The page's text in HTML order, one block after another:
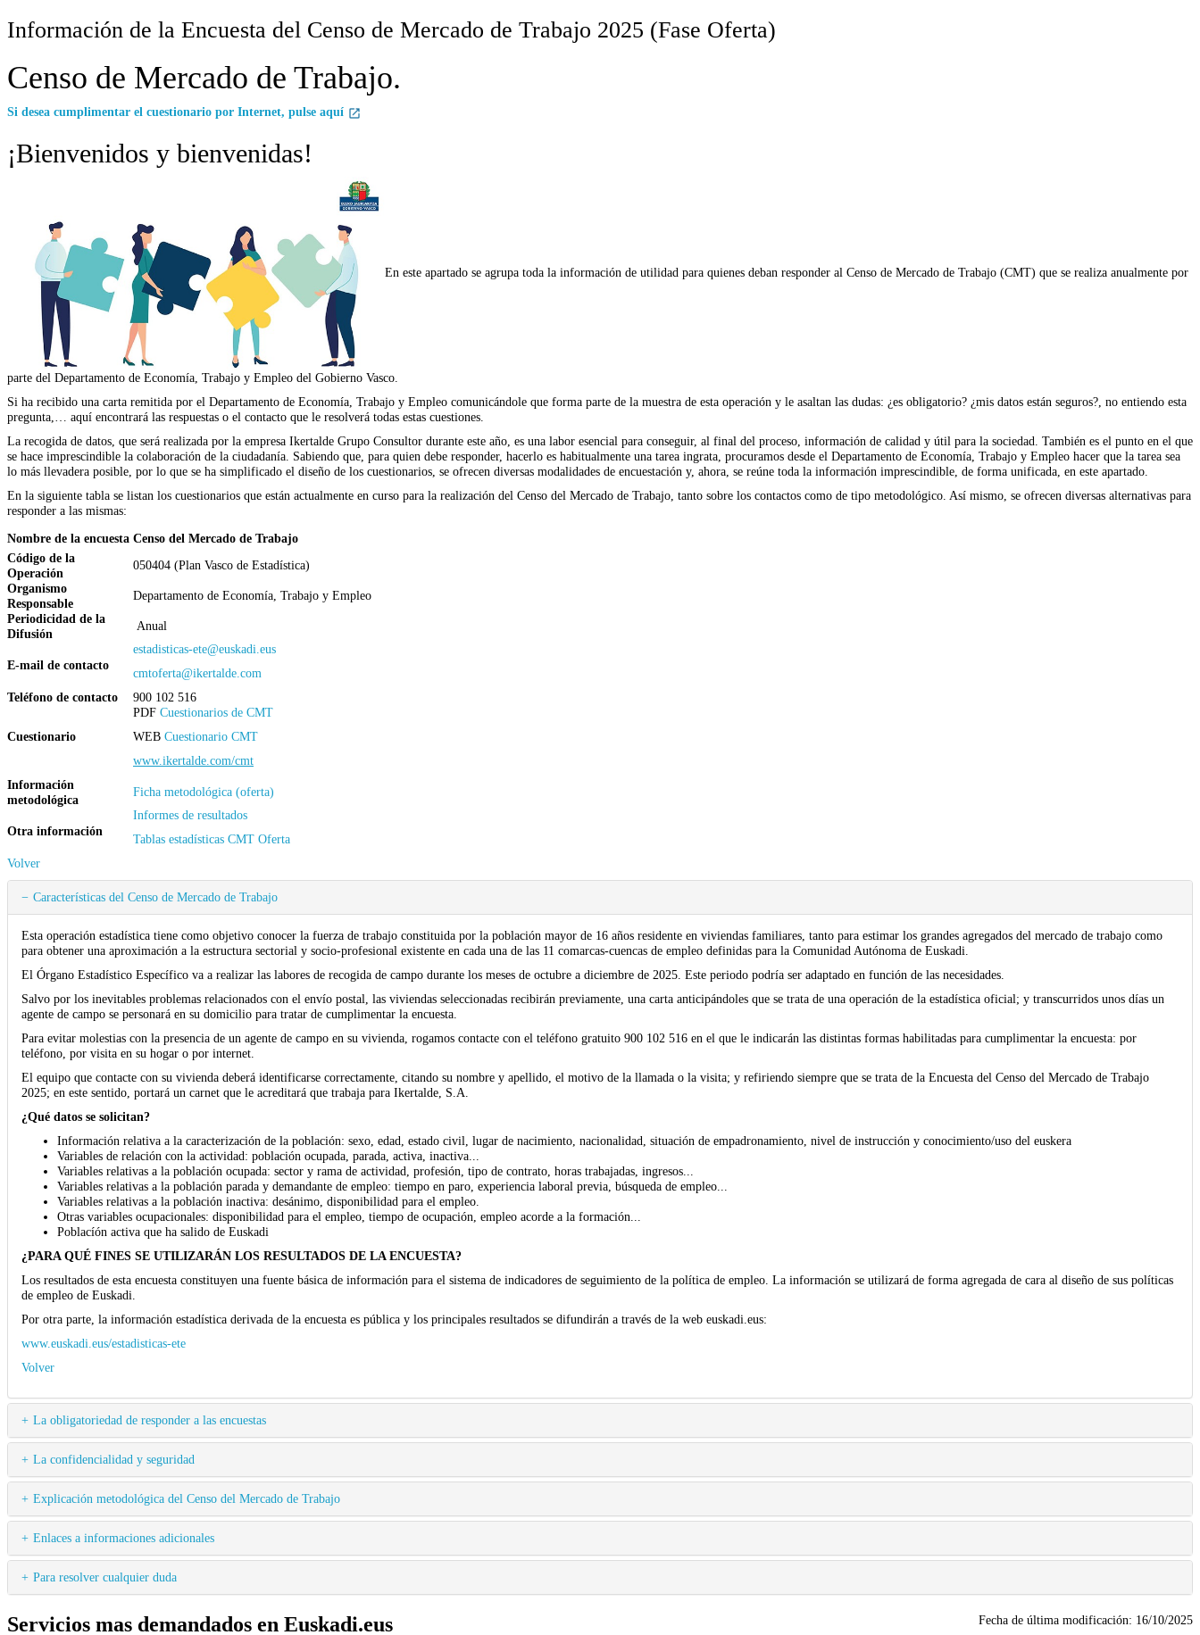
Información de la Encuesta del Censo de Mercado de Trabajo 2025 (Fase Oferta)
Censo de Mercado de Trabajo.
Si desea cumplimentar el cuestionario por Internet, pulse aquí
¡Bienvenidos y bienvenidas!
En este apartado se agrupa toda la información de utilidad para quienes deban responder al Censo de Mercado de Trabajo (CMT) que se realiza anualmente por
parte del Departamento de Economía, Trabajo y Empleo del Gobierno Vasco.
Si ha recibido una carta remitida por el Departamento de Economía, Trabajo y Empleo comunicándole que forma parte de la muestra de esta operación y le asaltan las dudas: ¿es obligatorio? ¿mis datos están seguros?, no entiendo esta
pregunta,… aquí encontrará las respuestas o el contacto que le resolverá todas estas cuestiones.
La recogida de datos, que será realizada por la empresa Ikertalde Grupo Consultor durante este año, es una labor esencial para conseguir, al final del proceso, información de calidad y útil para la sociedad. También es el punto en el que
se hace imprescindible la colaboración de la ciudadanía. Sabiendo que, para quien debe responder, hacerlo es habitualmente una tarea ingrata, procuramos desde el Departamento de Economía, Trabajo y Empleo hacer que la tarea sea
lo más llevadera posible, por lo que se ha simplificado el diseño de los cuestionarios, se ofrecen diversas modalidades de encuestación y, ahora, se reúne toda la información imprescindible, de forma unificada, en este apartado.
En la siguiente tabla se listan los cuestionarios que están actualmente en curso para la realización del Censo del Mercado de Trabajo, tanto sobre los contactos como de tipo metodológico. Así mismo, se ofrecen diversas alternativas para
responder a las mismas:
Nombre de la encuesta Censo del Mercado de Trabajo
Código de la
Operación
050404 (Plan Vasco de Estadística)
Organismo
Responsable
Departamento de Economía, Trabajo y Empleo
Periodicidad de la
Difusión
Anual
E-mail de contacto
estadisticas-ete@euskadi.eus
cmtoferta@ikertalde.com
Teléfono de contacto
900 102 516
Cuestionario
PDF Cuestionarios de CMT
WEB Cuestionario CMT
www.ikertalde.com/cmt
Información
metodológica
Ficha metodológica (oferta)
Otra información
Informes de resultados
Tablas estadísticas CMT Oferta
Volver
Características del Censo de Mercado de Trabajo
Esta operación estadística tiene como objetivo conocer la fuerza de trabajo constituida por la población mayor de 16 años residente en viviendas familiares, tanto para estimar los grandes agregados del mercado de trabajo como
para obtener una aproximación a la estructura sectorial y socio-profesional existente en cada una de las 11 comarcas-cuencas de empleo definidas para la Comunidad Autónoma de Euskadi.
El Órgano Estadístico Específico va a realizar las labores de recogida de campo durante los meses de octubre a diciembre de 2025. Este periodo podría ser adaptado en función de las necesidades.
Salvo por los inevitables problemas relacionados con el envío postal, las viviendas seleccionadas recibirán previamente, una carta anticipándoles que se trata de una operación de la estadística oficial; y transcurridos unos días un
agente de campo se personará en su domicilio para tratar de cumplimentar la encuesta.
Para evitar molestias con la presencia de un agente de campo en su vivienda, rogamos contacte con el teléfono gratuito 900 102 516 en el que le indicarán las distintas formas habilitadas para cumplimentar la encuesta: por
teléfono, por visita en su hogar o por internet.
El equipo que contacte con su vivienda deberá identificarse correctamente, citando su nombre y apellido, el motivo de la llamada o la visita; y refiriendo siempre que se trata de la Encuesta del Censo del Mercado de Trabajo
2025; en este sentido, portará un carnet que le acreditará que trabaja para Ikertalde, S.A.
¿Qué datos se solicitan?
Información relativa a la caracterización de la población: sexo, edad, estado civil, lugar de nacimiento, nacionalidad, situación de empadronamiento, nivel de instrucción y conocimiento/uso del euskera
Variables de relación con la actividad: población ocupada, parada, activa, inactiva...
Variables relativas a la población ocupada: sector y rama de actividad, profesión, tipo de contrato, horas trabajadas, ingresos...
Variables relativas a la población parada y demandante de empleo: tiempo en paro, experiencia laboral previa, búsqueda de empleo...
Variables relativas a la población inactiva: desánimo, disponibilidad para el empleo.
Otras variables ocupacionales: disponibilidad para el empleo, tiempo de ocupación, empleo acorde a la formación...
Poblacíón activa que ha salido de Euskadi
¿PARA QUÉ FINES SE UTILIZARÁN LOS RESULTADOS DE LA ENCUESTA?
Los resultados de esta encuesta constituyen una fuente básica de información para el sistema de indicadores de seguimiento de la política de empleo. La información se utilizará de forma agregada de cara al diseño de sus políticas
de empleo de Euskadi.
Por otra parte, la información estadística derivada de la encuesta es pública y los principales resultados se difundirán a través de la web euskadi.eus:
www.euskadi.eus/estadisticas-ete
Volver
La obligatoriedad de responder a las encuestas
La confidencialidad y seguridad
Explicación metodológica del Censo del Mercado de Trabajo
Enlaces a informaciones adicionales
Para resolver cualquier duda
Fecha de última modificación: 16/10/2025
Servicios mas demandados en Euskadi.eus